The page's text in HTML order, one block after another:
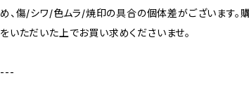
め、傷/シワ/色ムラ/焼印の具合の個体差がございます。
をいただいた上でお買い求めくださいませ。
---